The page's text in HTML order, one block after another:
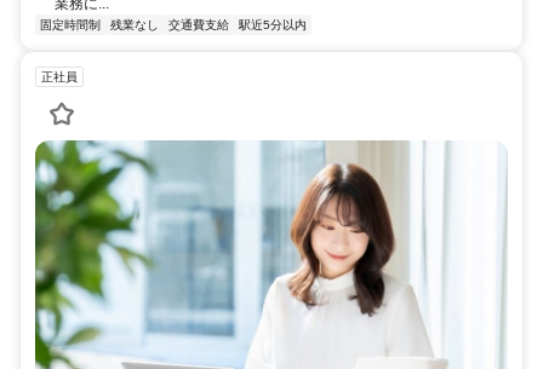
業務に...
固定時間制 残業なし 交通費支給 駅近5分以内
正社員